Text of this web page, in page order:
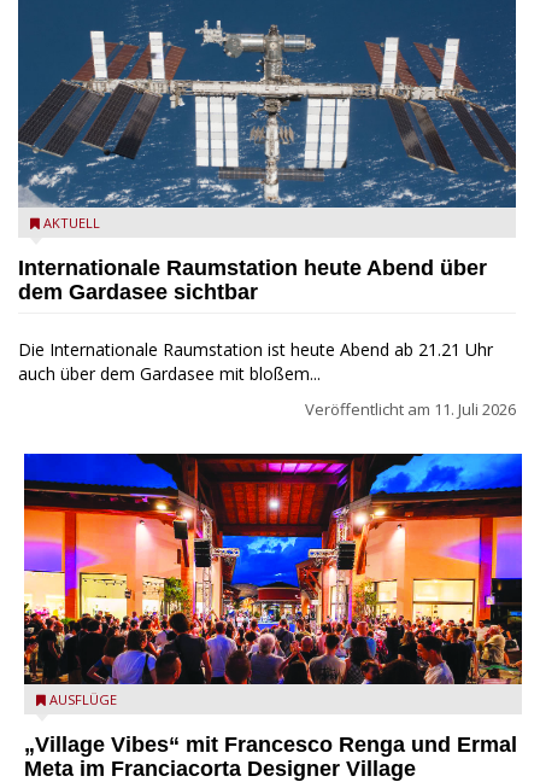
Internationale Raumstation (ISS) - NARA and DVIDS Public
AKTUELL
Internationale Raumstation heute Abend über
dem Gardasee sichtbar
Die Internationale Raumstation ist heute Abend ab 21.21 Uhr
auch über dem Gardasee mit bloßem...
Veröffentlicht am 11. Juli 2026
Village Vibes im Franciacorta Designer Village
AUSFLÜGE
„Village Vibes“ mit Francesco Renga und Ermal
Meta im Franciacorta Designer Village